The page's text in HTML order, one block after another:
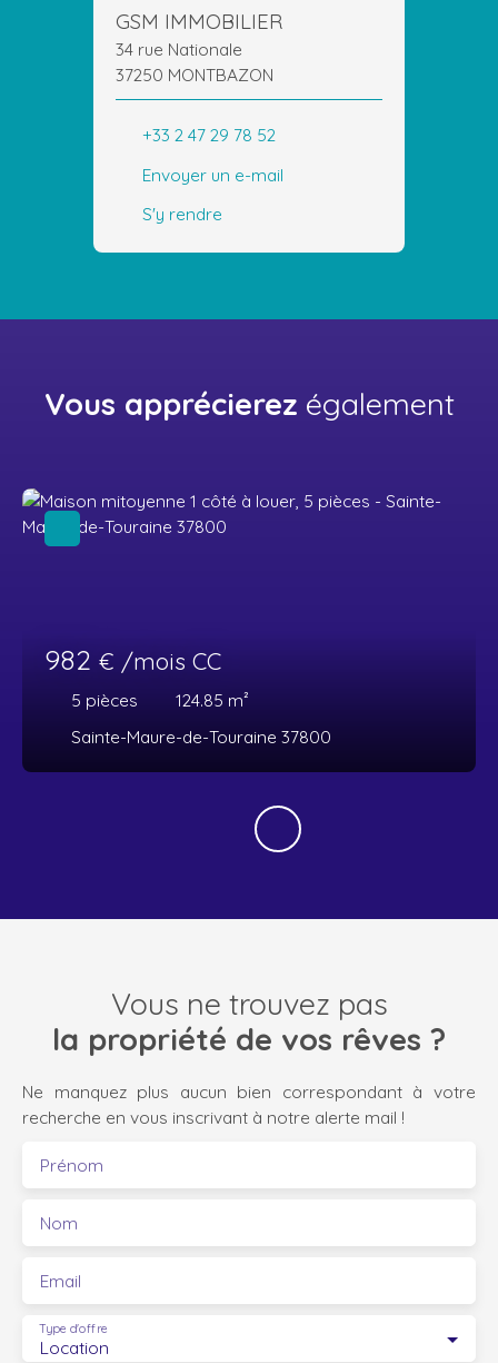
GSM IMMOBILIER
34 rue Nationale
37250 MONTBAZON
+33 2 47 29 78 52
Envoyer un e-mail
S'y rendre
Vous apprécierez également
982 € /mois CC
5 pièces 124.85 m²
Sainte-Maure-de-Touraine 37800
Vous ne trouvez pas
la propriété de vos rêves ?
Ne manquez plus aucun bien correspondant à votre
recherche en vous inscrivant à notre alerte mail !
Prénom
Nom
Email
Location
Type d'offre